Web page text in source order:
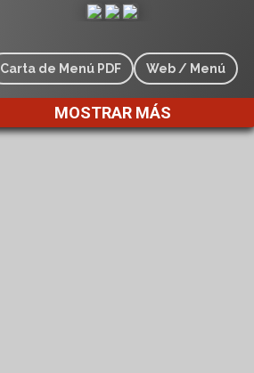
Carta de Menú PDF Web / Menú
MOSTRAR MÁS